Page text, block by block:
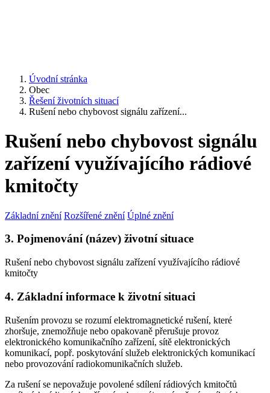
Úvodní stránka
Obec
Řešení životních situací
Rušení nebo chybovost signálu zařízení...
Rušení nebo chybovost signálu
zařízení využívajícího rádiové
kmitočty
Základní znění Rozšířené znění Úplné znění
3. Pojmenování (název) životní situace
Rušení nebo chybovost signálu zařízení využívajícího rádiové
kmitočty
4. Základní informace k životní situaci
Rušením provozu se rozumí elektromagnetické rušení, které
zhoršuje, znemožňuje nebo opakovaně přerušuje provoz
elektronického komunikačního zařízení, sítě elektronických
komunikací, popř. poskytování služeb elektronických komunikací
nebo provozování radiokomunikačních služeb.
Za rušení se nepovažuje povolené sdílení rádiových kmitočtů